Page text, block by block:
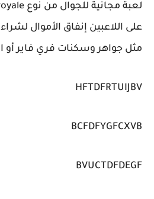
على اللاعبين إنفاق الأموال
مثل جواهر وسكنات فري فاير
HFTDFRTUIJBV
BCFDFYGFCXVB
BVUCTDFDEGF